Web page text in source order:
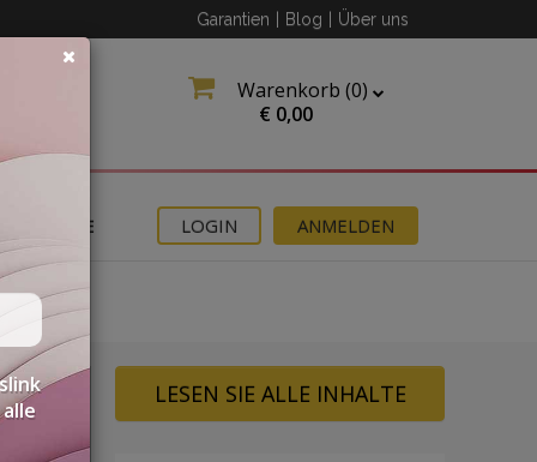
Garantien Blog Über uns
Warenkorb (0)
€ 0,00
ANGEBOTE ANMELDEN
LOGIN
LESEN SIE ALLE INHALTE